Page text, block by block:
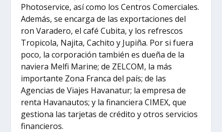
Photoservice, así como los Centros Comerciales.
Además, se encarga de las exportaciones del
ron Varadero, el café Cubita, y los refrescos
Tropicola, Najita, Cachito y Jupiña. Por si fuera
poco, la corporación también es dueña de la
naviera Melfi Marine; de ZELCOM, la más
importante Zona Franca del país; de las
Agencias de Viajes Havanatur; la empresa de
renta Havanautos; y la financiera CIMEX, que
gestiona las tarjetas de crédito y otros servicios
financieros.